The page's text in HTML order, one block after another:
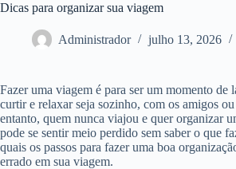
Dicas para organizar sua viagem
Administrador julho 13, 2026
Fazer uma viagem é para ser um momento de
curtir e relaxar seja sozinho, com os amigos
entanto, quem nunca viajou e quer organizar
pode se sentir meio perdido sem saber o que
quais os passos para fazer uma boa
errado em sua viagem.